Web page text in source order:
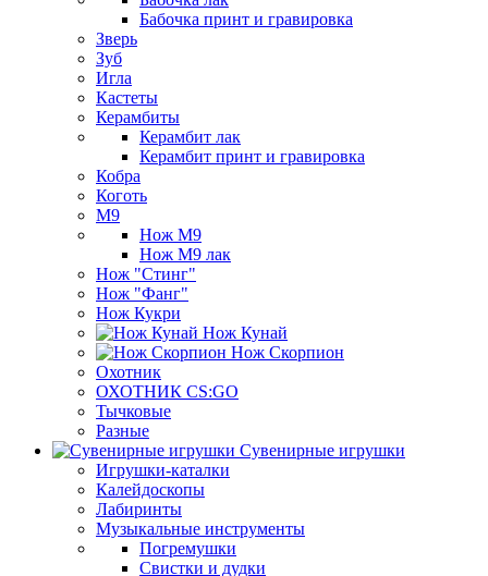
Бабочка принт и гравировка
Зверь
Зуб
Игла
Кастеты
Керамбиты
Керамбит лак
Керамбит принт и гравировка
Кобра
Коготь
М9
Нож М9
Нож М9 лак
Нож "Стинг"
Нож "Фанг"
Нож Кукри
Нож Кунай
Нож Скорпион
Охотник
ОХОТНИК CS:GO
Тычковые
Разные
Сувенирные игрушки
Игрушки-каталки
Калейдоскопы
Лабиринты
Музыкальные инструменты
Погремушки
Свистки и дудки